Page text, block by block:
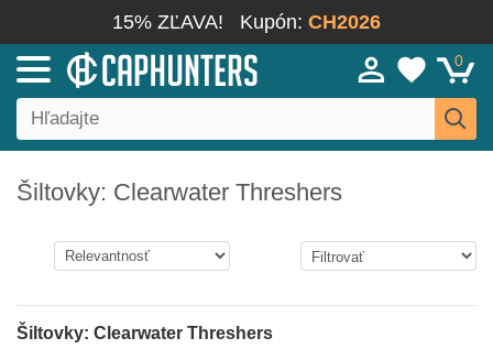
15% ZĽAVA! Kupón: CH2026
0
Šiltovky: Clearwater Threshers
Šiltovky: Clearwater Threshers